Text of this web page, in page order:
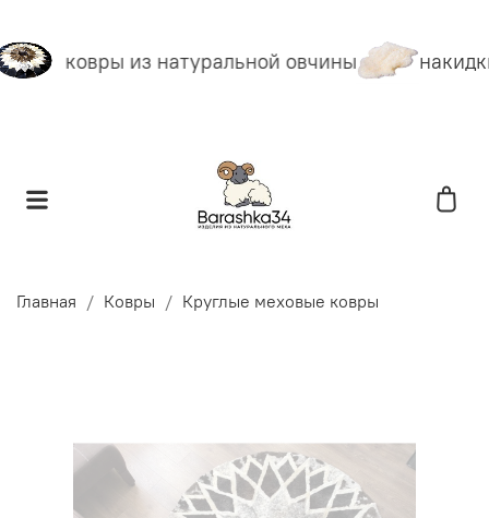
ковры из натуральной овчины
Главная Ковры Круглые меховые ковры